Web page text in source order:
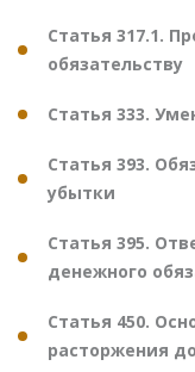
Статья 317.1.
обязательству
Статья 333.
Статья 393.
убытки
Статья 395.
денежного
Статья 450.
расторжения